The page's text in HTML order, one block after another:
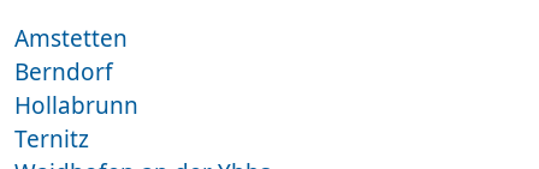
Amstetten
Berndorf
Hollabrunn
Ternitz